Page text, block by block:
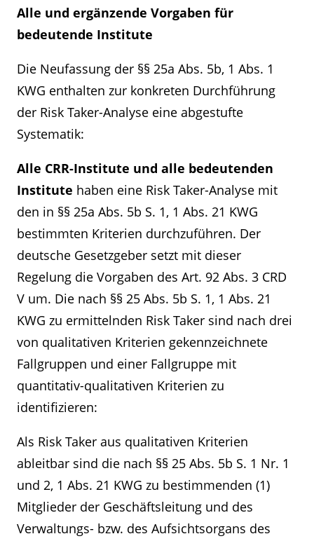
Alle und ergänzende Vorgaben für
bedeutende Institute
Die Neufassung der §§ 25a Abs. 5b, 1 Abs. 1
KWG enthalten zur konkreten Durchführung
der Risk Taker-Analyse eine abgestufte
Systematik:
Alle CRR-Institute und alle bedeutenden
Institute haben eine Risk Taker-Analyse mit
den in §§ 25a Abs. 5b S. 1, 1 Abs. 21 KWG
bestimmten Kriterien durchzuführen. Der
deutsche Gesetzgeber setzt mit dieser
Regelung die Vorgaben des Art. 92 Abs. 3 CRD
V um. Die nach §§ 25 Abs. 5b S. 1, 1 Abs. 21
KWG zu ermittelnden Risk Taker sind nach drei
von qualitativen Kriterien gekennzeichnete
Fallgruppen und einer Fallgruppe mit
quantitativ-qualitativen Kriterien zu
identifizieren:
Als Risk Taker aus qualitativen Kriterien
ableitbar sind die nach §§ 25 Abs. 5b S. 1 Nr. 1
und 2, 1 Abs. 21 KWG zu bestimmenden (1)
Mitglieder der Geschäftsleitung und des
Verwaltungs- bzw. des Aufsichtsorgans des